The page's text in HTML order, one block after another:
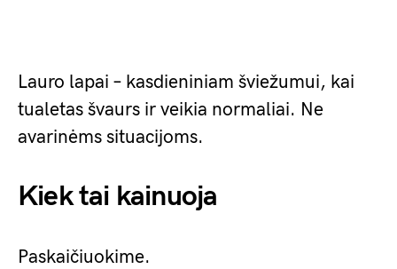
Lauro lapai – kasdieniniam šviežumui, kai
tualetas švaurs ir veikia normaliai. Ne
avarinėms situacijoms.
Kiek tai kainuoja
Paskaičiuokime.